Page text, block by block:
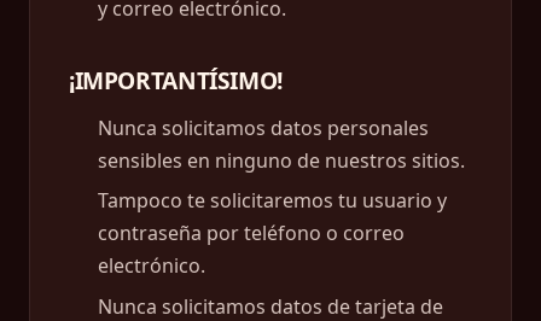
y correo electrónico.
¡IMPORTANTÍSIMO!
Nunca solicitamos datos personales
sensibles en ninguno de nuestros sitios.
Tampoco te solicitaremos tu usuario y
contraseña por teléfono o correo
electrónico.
Nunca solicitamos datos de tarjeta de